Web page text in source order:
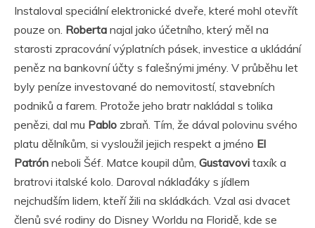
Instaloval speciální elektronické dveře, které mohl otevřít
pouze on. Roberta najal jako účetního, který měl na
starosti zpracování výplatních pásek, investice a ukládání
peněz na bankovní účty s falešnými jmény. V průběhu let
byly peníze investované do nemovitostí, stavebních
podniků a farem. Protože jeho bratr nakládal s tolika
penězi, dal mu Pablo zbraň. Tím, že dával polovinu svého
platu dělníkům, si vysloužil jejich respekt a jméno El
Patrón neboli Šéf. Matce koupil dům, Gustavovi taxík a
bratrovi italské kolo. Daroval náklaďáky s jídlem
nejchudším lidem, kteří žili na skládkách. Vzal asi dvacet
členů své rodiny do Disney Worldu na Floridě, kde se